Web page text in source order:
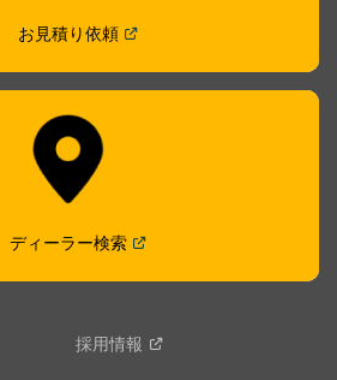
お見積り依頼( Open in a new window
ディーラー検索( Open in a new window
採用情報